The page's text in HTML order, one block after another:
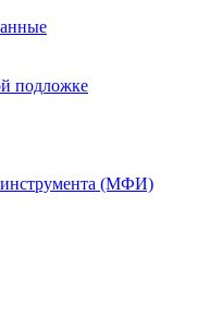
подложке
инструмента (МФИ)